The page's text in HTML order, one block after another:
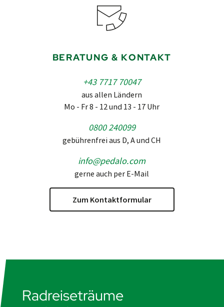
BERATUNG & KONTAKT
+43 7717 70047
aus allen Ländern
Mo - Fr 8 - 12 und 13 - 17 Uhr
0800 240099
gebührenfrei aus D, A und CH
info@pedalo.com
gerne auch per E-Mail
Zum Kontaktformular
Radreiseträume